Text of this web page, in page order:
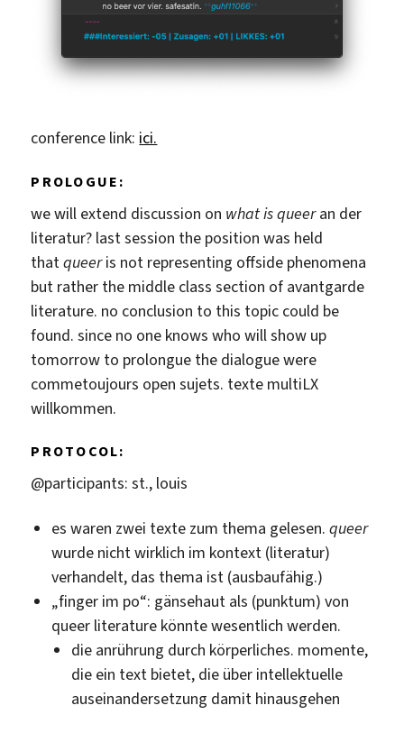
conference link: ici.
PROLOGUE:
we will extend discussion on what is queeran der
literatur? last session the position was held
thatqueeris not representing offside phenomena
but rather the middle class section of avantgarde
literature. no conclusion to this topic could be
found. since no one knows who will show up
tomorrow to prolongue the dialogue were
commetoujours open sujets. texte multiLX
willkommen.
PROTOCOL:
@participants: st., louis
es waren zwei texte zum thema gelesen. queer
wurde nicht wirklich im kontext (literatur)
verhandelt, das thema ist (ausbaufähig.)
„finger im po“: gänsehaut als (punktum) von
queer literature könnte wesentlich werden.
die anrührung durch körperliches. momente,
die ein text bietet, die über intellektuelle
auseinandersetzung damit hinausgehen